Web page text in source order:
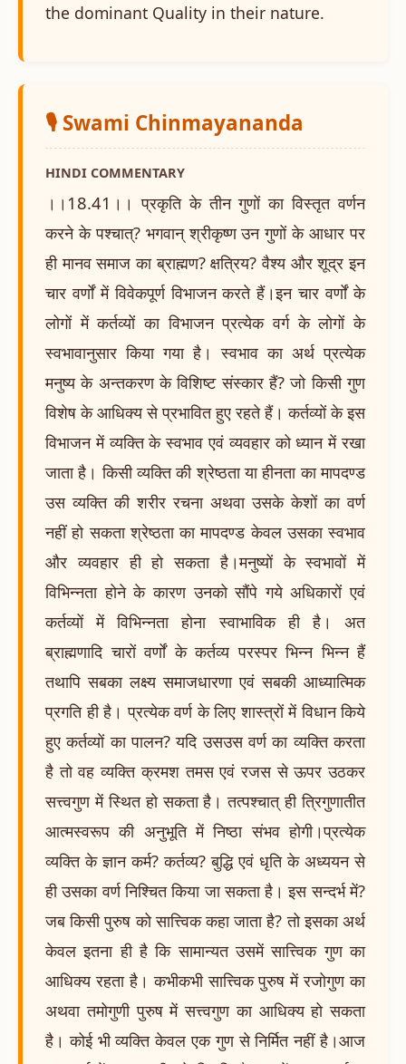
the dominant Quality in their nature.
🎙️ Swami Chinmayananda
HINDI COMMENTARY
।।18.41।। प्रकृति के तीन गुणों का विस्तृत वर्णन
करने के पश्चात्? भगवान् श्रीकृष्ण उन गुणों के आधार पर
ही मानव समाज का ब्राह्मण? क्षत्रिय? वैश्य और शूद्र इन
चार वर्णों में विवेकपूर्ण विभाजन करते हैं।इन चार वर्णों के
लोगों में कर्तव्यों का विभाजन प्रत्येक वर्ग के लोगों के
स्वभावानुसार किया गया है। स्वभाव का अर्थ प्रत्येक
मनुष्य के अन्तकरण के विशिष्ट संस्कार हैं? जो किसी गुण
विशेष के आधिक्य से प्रभावित हुए रहते हैं। कर्तव्यों के इस
विभाजन में व्यक्ति के स्वभाव एवं व्यवहार को ध्यान में रखा
जाता है। किसी व्यक्ति की श्रेष्ठता या हीनता का मापदण्ड
उस व्यक्ति की शरीर रचना अथवा उसके केशों का वर्ण
नहीं हो सकता श्रेष्ठता का मापदण्ड केवल उसका स्वभाव
और व्यवहार ही हो सकता है।मनुष्यों के स्वभावों में
विभिन्नता होने के कारण उनको सौंपे गये अधिकारों एवं
कर्तव्यों में विभिन्नता होना स्वाभाविक ही है। अत
ब्राह्मणादि चारों वर्णों के कर्तव्य परस्पर भिन्न भिन्न हैं
तथापि सबका लक्ष्य समाजधारणा एवं सबकी आध्यात्मिक
प्रगति ही है। प्रत्येक वर्ण के लिए शास्त्रों में विधान किये
हुए कर्तव्यों का पालन? यदि उसउस वर्ण का व्यक्ति करता
है तो वह व्यक्ति क्रमश तमस एवं रजस से ऊपर उठकर
सत्त्वगुण में स्थित हो सकता है। तत्पश्चात् ही त्रिगुणातीत
आत्मस्वरूप की अनुभूति में निष्ठा संभव होगी।प्रत्येक
व्यक्ति के ज्ञान कर्म? कर्तव्य? बुद्धि एवं धृति के अध्ययन से
ही उसका वर्ण निश्चित किया जा सकता है। इस सन्दर्भ में?
जब किसी पुरुष को सात्त्विक कहा जाता है? तो इसका अर्थ
केवल इतना ही है कि सामान्यत उसमें सात्त्विक गुण का
आधिक्य रहता है। कभीकभी सात्त्विक पुरुष में रजोगुण का
अथवा तमोगुणी पुरुष में सत्त्वगुण का आधिक्य हो सकता
है। कोई भी व्यक्ति केवल एक गुण से निर्मित नहीं है।आज